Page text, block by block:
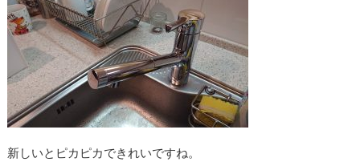
新しいとピカピカできれいですね。